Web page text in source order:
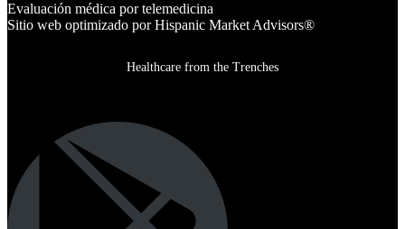
Evaluación médica por telemedicina
Sitio web optimizado por Hispanic Market Advisors®
Healthcare from the Trenches